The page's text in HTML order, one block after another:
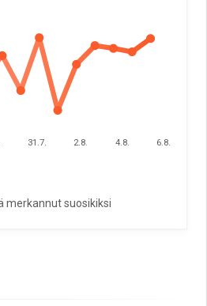
31.7. 2.8. 4.8. 6.8.
merkannut suosikiksi